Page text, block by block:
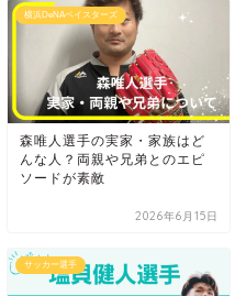
横浜DeNAベイスターズ
森唯人選手の実家・家族はど
んな人？両親や兄弟とのエピ
ソードが素敵
2026年6月15日
サッカー選手